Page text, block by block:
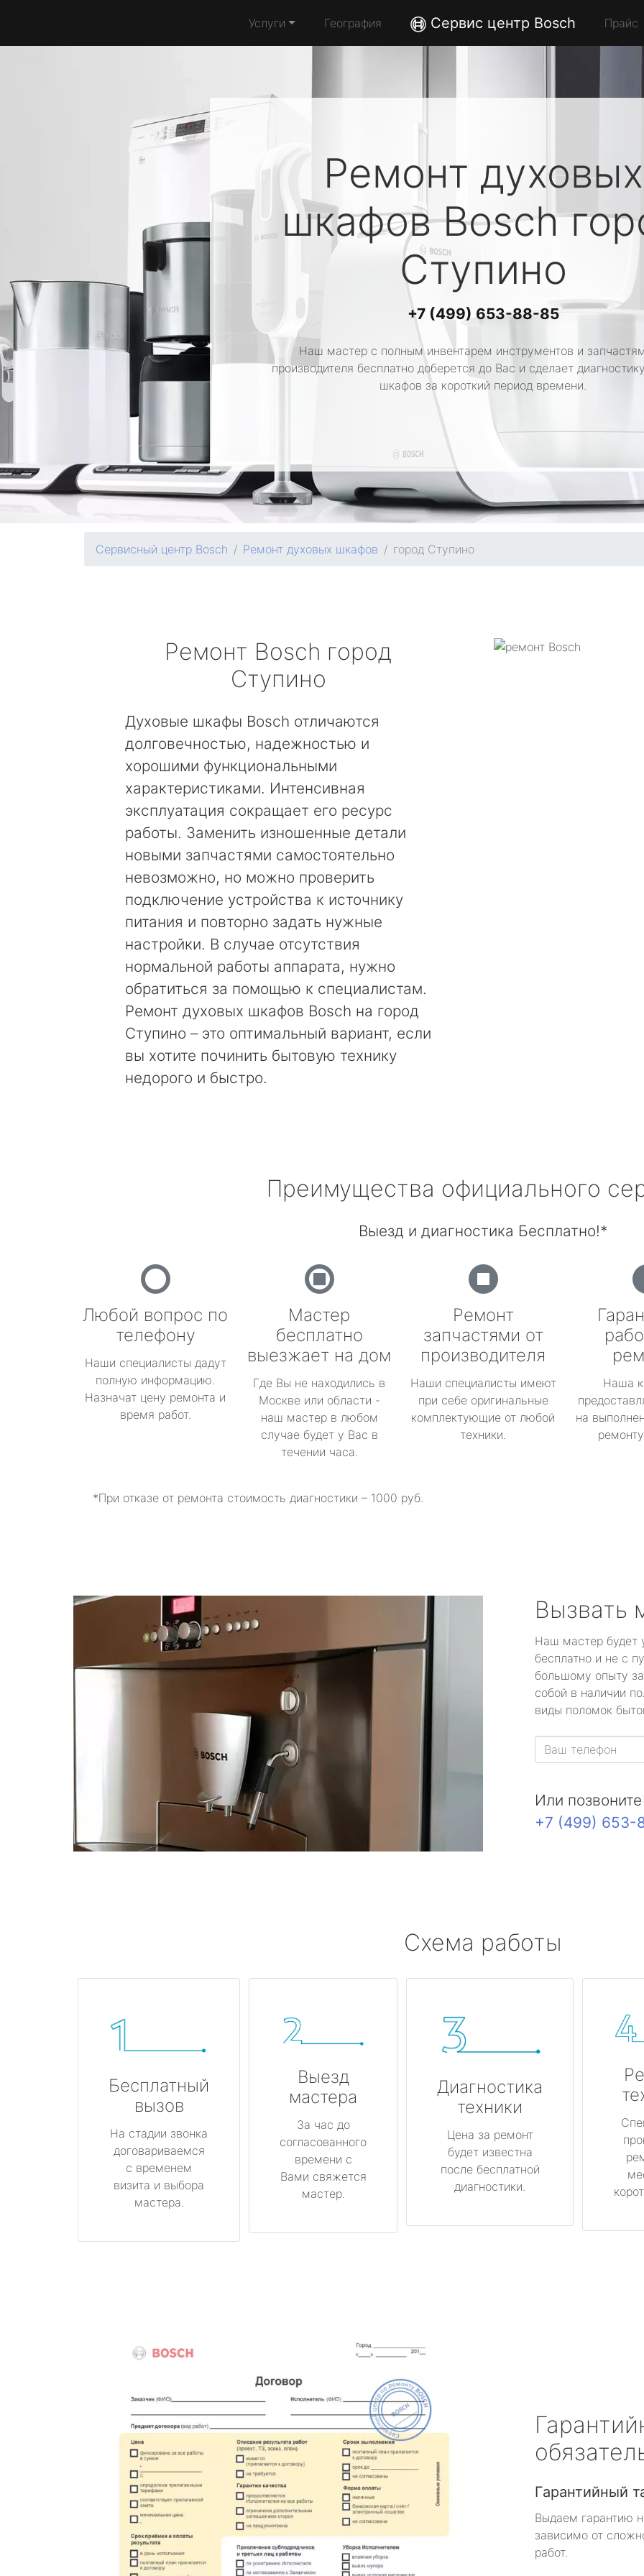
Услуги География Сервис центр Bosch Прайс
Ремонт духовых
шкафовBosch
Ступино
+7 (499) 653-88-85
Наш мастер с полным инвентарем инструментов и
производителя бесплатно доберется до Вас и сделает
шкафов за короткий период времени.
Сервисный центр Bosch Ремонт духовых шкафов город Ступино
Ремонт Bosch город
Ступино
Духовые шкафы Bosch отличаются
долговечностью, надежностью и
хорошими функциональными
характеристиками. Интенсивная
эксплуатация сокращает его ресурс
работы. Заменить изношенные детали
новыми запчастями самостоятельно
невозможно, но можно проверить
подключение устройства к источнику
питания и повторно задать нужные
настройки. В случае отсутствия
нормальной работы аппарата, нужно
обратиться за помощью к специалистам.
Ремонт духовых шкафов Bosch на город
Ступино – это оптимальный вариант, если
вы хотите починить бытовую технику
недорого и быстро.
Преимущества официального
Выезд и диагностика Бесплатно!*
Любой вопрос по
телефону
Наши специалисты дадут
полную информацию.
Назначат цену ремонта и
время работ.
Мастер
бесплатно
выезжает на дом
Где Вы не находились в
Москве или области -
наш мастер в любом
случае будет у Вас в
течении часа.
Ремонт
запчастями от
производителя
Наши специалисты имеют
при себе оригинальные
комплектующие от любой
техники.
Наша
на
*При отказе от ремонта стоимость диагностики – 1000 руб.
Вызвать
Наш мастер будет
бесплатно и не с
большому опыту
собой в наличии
виды поломок
Или
+7 (499) 653-
Схема работы
Бесплатный
вызов
На стадии звонка
договариваемся
с временем
визита и выбора
мастера.
Выезд
мастера
За час до
согласованного
времени с
Вами свяжется
мастер.
Диагностика
техники
Цена за ремонт
будет известна
после бесплатной
диагностики.
Гарантийный
Выдаем гарантию
зависимо от
работ.